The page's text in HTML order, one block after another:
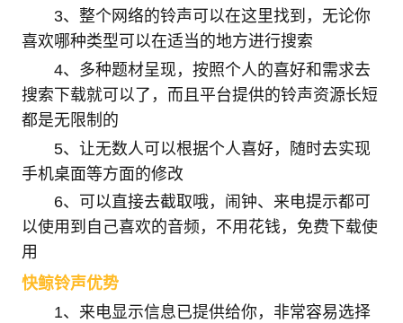
3、整个网络的铃声可以在这里找到，无论你
喜欢哪种类型可以在适当的地方进行搜索
4、多种题材呈现，按照个人的喜好和需求去
搜索下载就可以了，而且平台提供的铃声资源长短
都是无限制的
5、让无数人可以根据个人喜好，随时去实现
手机桌面等方面的修改
6、可以直接去截取哦，闹钟、来电提示都可
以使用到自己喜欢的音频，不用花钱，免费下载使
用
快鲸铃声优势
1、来电显示信息已提供给你，非常容易选择